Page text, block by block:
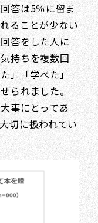
答は5％に留ま
ることが少ない
答をした人に
持ちを複数回
」「学べた」
られました。
事にとってあ
切に扱われてい